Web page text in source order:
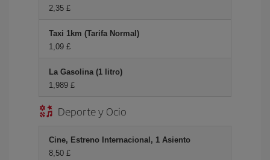
2,35 £
Taxi 1km (Tarifa Normal)
1,09 £
La Gasolina (1 litro)
1,989 £
Deporte y Ocio
Cine, Estreno Internacional, 1 Asiento
8,50 £